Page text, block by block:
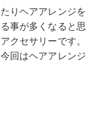
りヘアアレンジを
事が多くなると思
クセサリーです。
回はヘアアレンジ